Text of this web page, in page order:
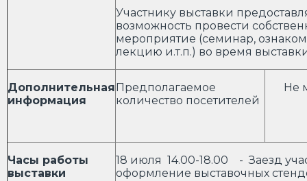
Участнику выставки
возможность провести
мероприятие (семинар,
лекцию и.т.п.) во время
Дополнительная
информация
Предполагаемое
количество посетителей
Не
Часы работы
выставки
18 июля 14.00-18.00 - Заезд
оформление выставочных